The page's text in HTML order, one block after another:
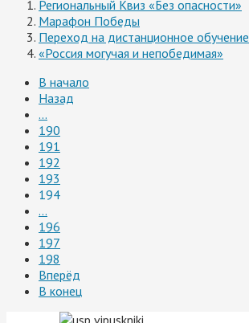
Региональный Квиз «Без опасности»
Марафон Победы
Переход на дистанционное обучение
«Россия могучая и непобедимая»
В начало
Назад
...
190
191
192
193
194
...
196
197
198
Вперёд
В конец